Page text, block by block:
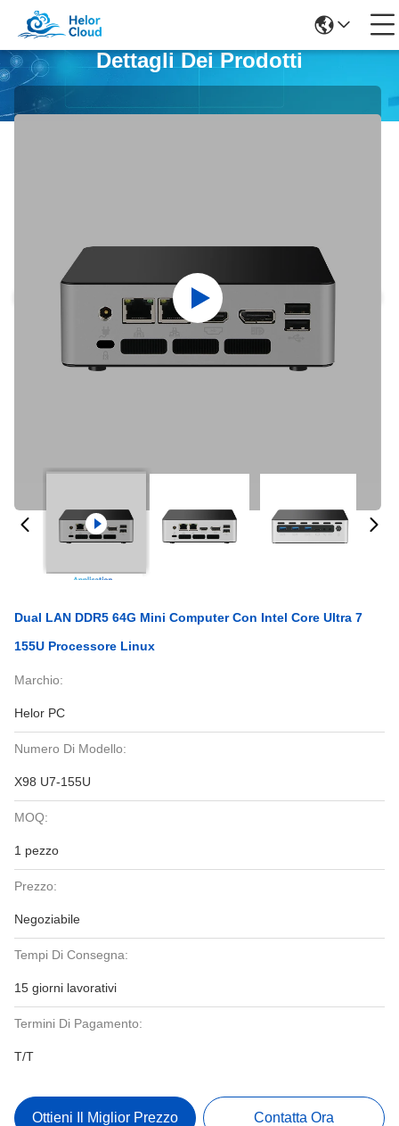
Dettagli Dei Prodotti
Dual LAN DDR5 64G Mini Computer Con Intel Core Ultra 7
155U Processore Linux
Marchio:
Helor PC
Numero Di Modello:
X98 U7-155U
MOQ:
1 pezzo
Prezzo:
Negoziabile
Tempi Di Consegna:
15 giorni lavorativi
Termini Di Pagamento:
T/T
Ottieni Il Miglior Prezzo Contatta Ora